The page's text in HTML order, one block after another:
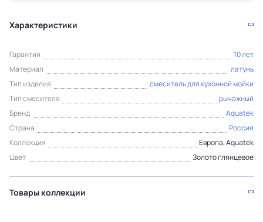
Характеристики
Гарантия
10 лет
Материал
латунь
Тип изделия
смеситель для кухонной мойки
Тип смесителя
рычажный
Бренд
Aquatek
Страна
Россия
Коллекция
Европа, Aquatek
Цвет
Золото глянцевое
Товары коллекции